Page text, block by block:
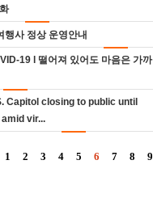
행사 정상 운영안내
19 l 떨어져 있어도 마음은 가까
Capitol closing to public until
vir...
1 2 3 4 5 6 7 8 9